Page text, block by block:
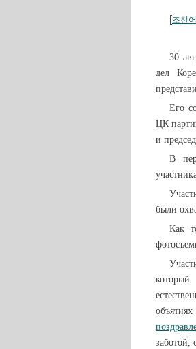
[조선어
30
дел
Его
ЦК
и
В
были
Как
заботой,